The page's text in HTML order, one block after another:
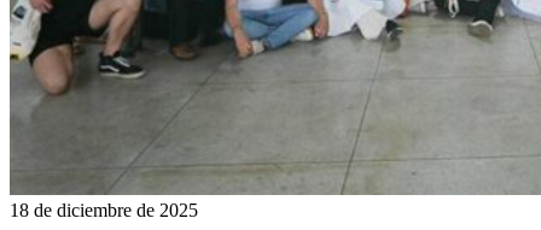
18 de diciembre de 2025